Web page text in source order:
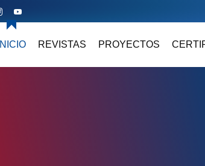
INICIO REVISTAS PROYECTOS